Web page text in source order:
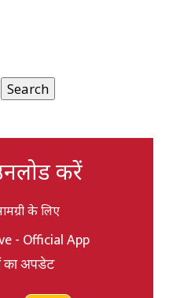
Search
करें
के लिए
- Official App
का अपडेट